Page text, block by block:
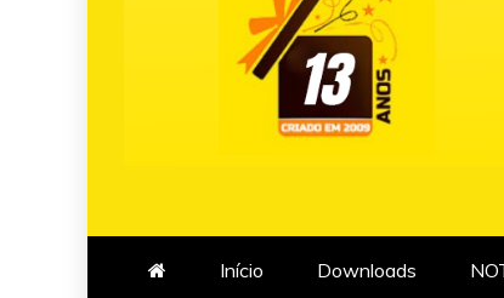
Início Downloads